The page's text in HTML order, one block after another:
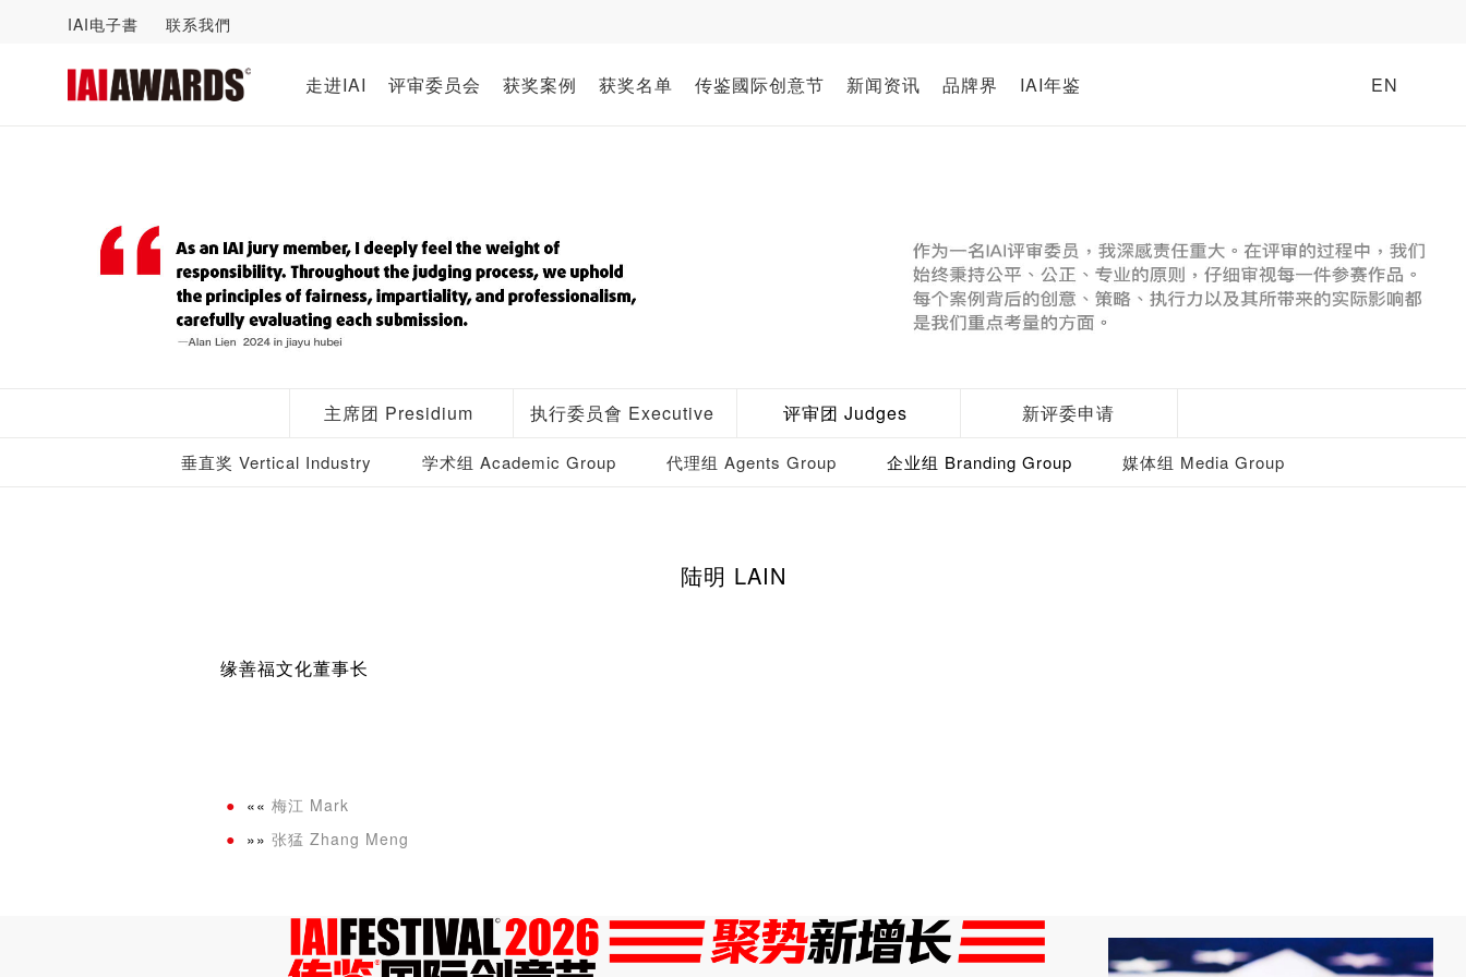
IAI电子書 联系我們
走进IAI 评审委员会 获奖案例 获奖名单 传鉴國际创意节 新闻资讯 品牌界 IAI年鉴 EN
主席团 Presidium 执行委员會 Executive 评审团 Judges 新评委申请
垂直奖 Vertical Industry 学术组 Academic Group 代理组 Agents Group 企业组 Branding Group 媒体组 Media Group
陆明 LAIN
缘善福文化董事长
«« 梅江 Mark
»» 张猛 Zhang Meng